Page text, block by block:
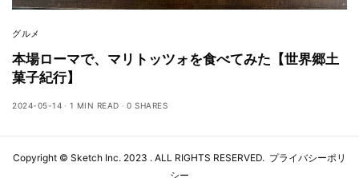
グルメ
本場ローマで、マリトッツォを食べてみた【世界郷土
菓子紀行】
2024-05-14 1 MIN READ 0 SHARES
Copyright © Sketch Inc. 2023 . ALL RIGHTS RESERVED. プライバシーポリ
シー